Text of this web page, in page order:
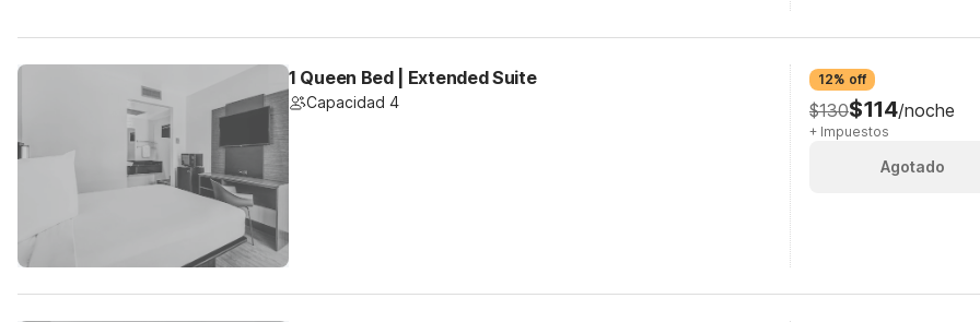
1 Queen Bed | Extended Suite
Capacidad 4
12% off
$130$114/noche
+ Impuestos
Agotado